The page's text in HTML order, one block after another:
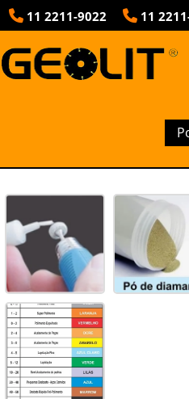
11 2211-9022 11
PASTA DIAMANTADA